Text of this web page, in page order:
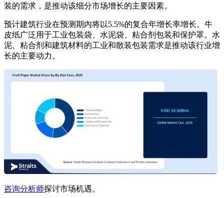
装的需求，是推动该细分市场增长的主要因素。
预计建筑行业在预测期内将以5.5%的复合年增长率增长。牛
皮纸广泛用于工业包装袋、水泥袋、粘合剂包装和保护罩。水
泥、粘合剂和建筑材料的工业和散装包装需求是推动该行业增
长的主要动力。
咨询分析师探讨市场机遇。